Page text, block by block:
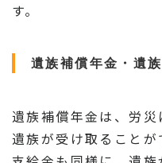
す。
遺族補償年金・遺
遺族補償年金は、労
遺族が受け取ること